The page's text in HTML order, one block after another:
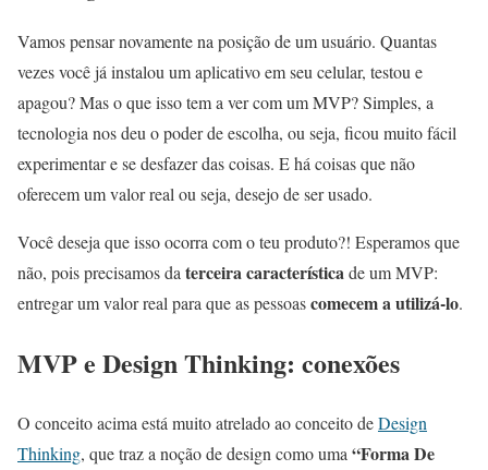
Vamos pensar novamente na posição de um usuário. Quantas
vezes você já instalou um aplicativo em seu celular, testou e
apagou? Mas o que isso tem a ver com um MVP? Simples, a
tecnologia nos deu o poder de escolha, ou seja, ficou muito fácil
experimentar e se desfazer das coisas. E há coisas que não
oferecem um valor real ou seja, desejo de ser usado.
Você deseja que isso ocorra com o teu produto?! Esperamos que
não, pois precisamos daterceira característicade um MVP:
entregar um valor real para que as pessoascomecem a utilizá-lo.
MVP e Design Thinking: conexões
O conceito acima está muito atrelado ao conceito deDesign
Thinking, que traz a noção de design como uma“Forma De